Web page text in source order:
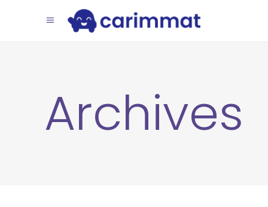
Archives